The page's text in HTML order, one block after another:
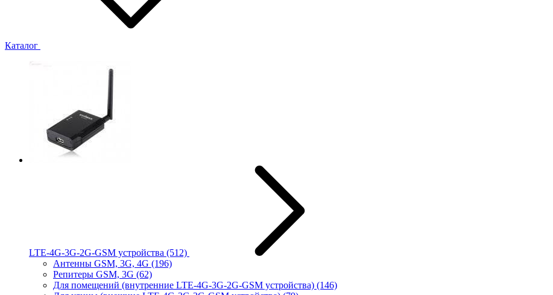
Каталог
LTE-4G-3G-2G-GSM устройства (512)
Антенны GSM, 3G, 4G (196)
Репитеры GSM, 3G (62)
Для помещений (внутренние LTE-4G-3G-2G-GSM устройства) (146)